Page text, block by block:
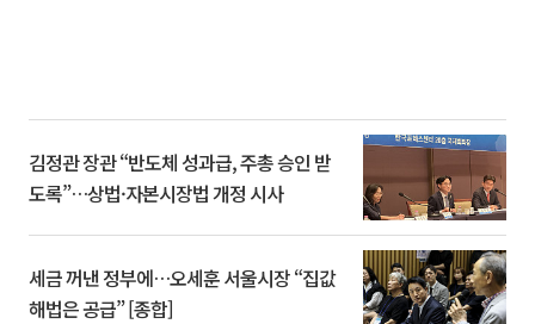
김정관 장관 “반도체 성과급, 주총 승인 받
도록”…상법·자본시장법 개정 시사
세금 꺼낸 정부에…오세훈 서울시장 “집값
해법은 공급” [종합]